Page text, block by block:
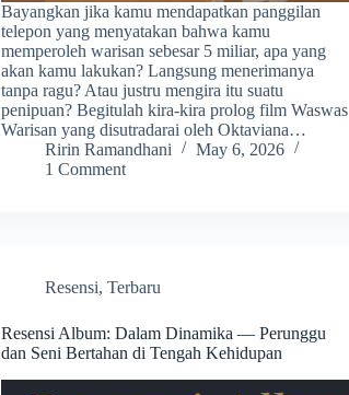
Bayangkan jika kamu mendapatkan panggilan
telepon yang menyatakan bahwa kamu
memperoleh warisan sebesar 5 miliar, apa yang
akan kamu lakukan? Langsung menerimanya
tanpa ragu? Atau justru mengira itu suatu
penipuan? Begitulah kira-kira prolog film Waswas
Warisan yang disutradarai oleh Oktaviana…
Ririn Ramandhani
May 6, 2026
1 Comment
Resensi,Terbaru
Resensi Album: Dalam Dinamika — Perunggu
dan Seni Bertahan di Tengah Kehidupan